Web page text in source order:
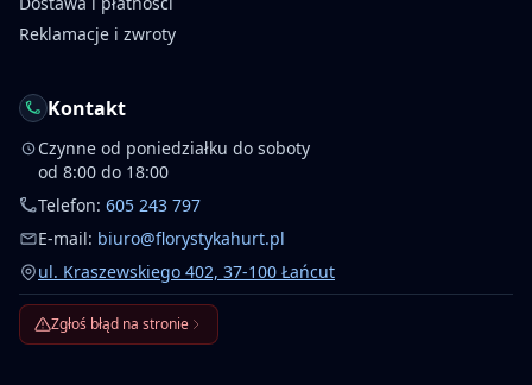
Reklamacje i zwroty
Kontakt
Czynne od poniedziałku do soboty
od 8:00 do 18:00
Telefon: 605 243 797
E-mail: biuro@florystykahurt.pl
ul. Kraszewskiego 402, 37-100 Łańcut
Zgłoś błąd na stronie